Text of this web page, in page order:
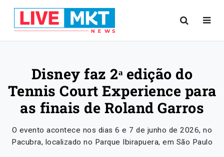
Disney faz 2ᵃ edição do
Tennis Court Experience para
as finais de Roland Garros
O evento acontece nos dias 6 e 7 de junho de 2026, no
Pacubra, localizado no Parque Ibirapuera, em São Paulo